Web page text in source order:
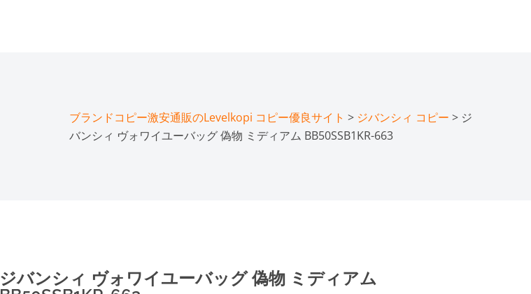
ブランドコピー激安通販のLevelkopi コピー優良サイト > ジバンシィ コピー > ジ
バンシィ ヴォワイユーバッグ 偽物 ミディアム BB50SSB1KR-663
ジバンシィ ヴォワイユーバッグ 偽物 ミディアム